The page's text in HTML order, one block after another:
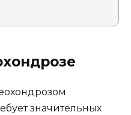
значительных